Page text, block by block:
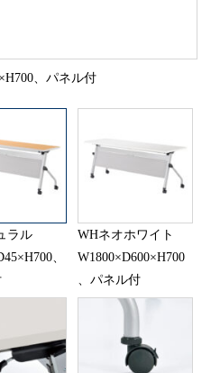
、パネル付
ラル
、
WHネオホワイト
W1800×D600×H700
、パネル付